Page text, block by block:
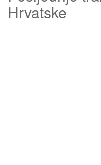
Hrvatske